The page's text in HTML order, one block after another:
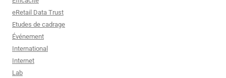
eRetail Data Trust
Etudes de cadrage
Événement
International
Internet
Lab